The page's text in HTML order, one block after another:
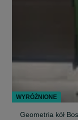
Geometria kół
WYRÓŻNIONE